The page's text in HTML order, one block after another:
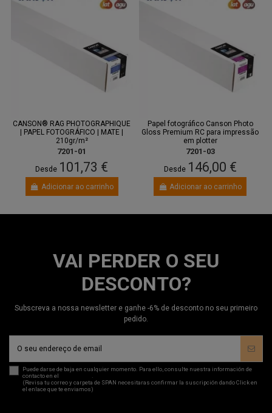
CANSON® RAG PHOTOGRAPHIQUE
| PAPEL FOTOGRÁFICO | MATE |
210gr/m²
7201-01
Desde 101,73 €
Adicionar ao carrinho
Papel fotográfico Canson Photo
Gloss Premium RC para impressão
em plotter
7201-03
Desde 146,00 €
Adicionar ao carrinho
VAI PERDER O SEU
DESCONTO?
Subscreva a nossa newsletter e ganhe -6% de desconto no seu primeiro
pedido.
Puede darse de baja en cualquier momento. Para ello, consulte nuestra información de
contacto en el
(Revisa tu correo y carpeta de SPAN necesitaras confirmar la suscripción dando Click en
el enlace que te enviamos)